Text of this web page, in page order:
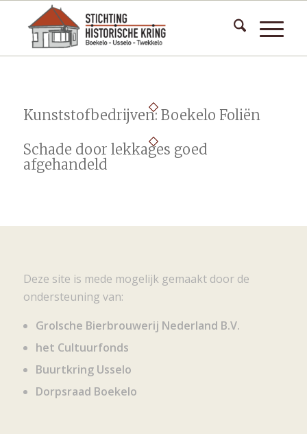
Kunststofbedrijven: Boekelo Foliën
Schade door lekkages goed
afgehandeld
Deze site is mede mogelijk gemaakt door de
ondersteuning van:
Grolsche Bierbrouwerij Nederland B.V.
het Cultuurfonds
Buurtkring Usselo
Dorpsraad Boekelo